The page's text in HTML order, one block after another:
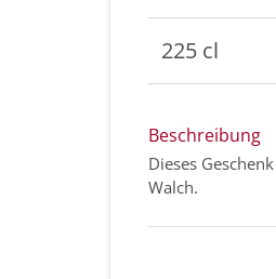
225 cl
Beschreibung
Dieses
Walch.